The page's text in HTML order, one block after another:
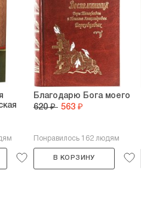
Благодарю Бога моего
620 ₽ 563 ₽
Понравилось 162 людям
В КОРЗИНУ